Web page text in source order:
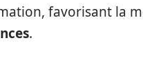
favorisant la
.